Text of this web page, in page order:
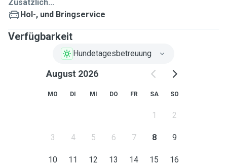
Zusätzlich...
Hol-, und Bringservice
Verfügbarkeit
Hundetagesbetreuung
August 2026
MO DI MI DO FR SA SO
1 2
3 4 5 6 7 8 9
10 11 12 13 14 15 16